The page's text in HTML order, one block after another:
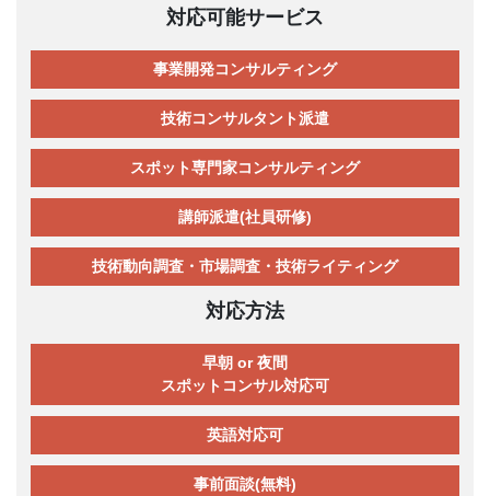
対応可能サービス
事業開発コンサルティング
技術コンサルタント派遣
スポット専門家コンサルティング
講師派遣(社員研修)
技術動向調査・市場調査・技術ライティング
対応方法
早朝 or 夜間
スポットコンサル対応可
英語対応可
事前面談(無料)